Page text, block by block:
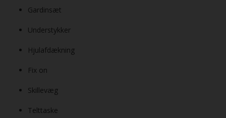
Gardinsæt
Understykker
Hjulafdækning
Fix on
Skillevæg
Telttaske